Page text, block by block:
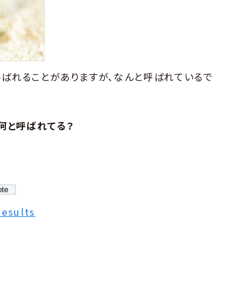
れることがありますが、なんと呼ばれているで
と呼ばれてる？